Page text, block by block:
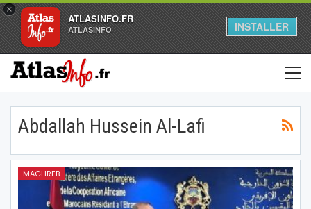
×
ATLASINFO.FR
ATLASINFO INSTALLER
Abdallah Hussein Al-Lafi
MAGHREB